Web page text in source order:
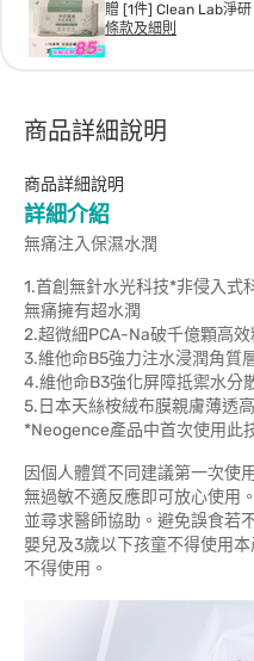
贈 [1件] Clean Lab淨
條款及細則
商品詳細說明
商品詳細說明
詳細介紹
無痛注入保濕水潤
1.首創無針水光科技*非侵入式
無痛擁有超水潤
2.超微細PCA-Na破千億顆高
3.維他命B5強力注水浸潤角質
4.維他命B3強化屏障抵禦水分
5.日本天絲桉絨布膜親膚薄透
*Neogence產品中首次使用此
因個人體質不同建議第一次使
無過敏不適反應即可放心使用
並尋求醫師協助。避免誤食若
嬰兒及3歲以下孩童不得使用
不得使用。